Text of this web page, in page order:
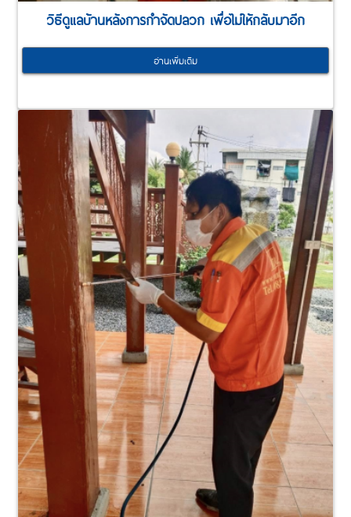
วิธีดูแลบ้านหลังการกำจัดปลวก เพื่อไม่ให้กลับมาอีก
อ่านเพิ่มเติม